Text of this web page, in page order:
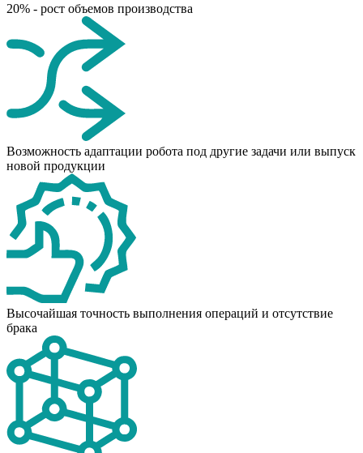
20% - рост объемов производства
Возможность адаптации робота под другие задачи или выпуск
новой продукции
Высочайшая точность выполнения операций и отсутствие
брака